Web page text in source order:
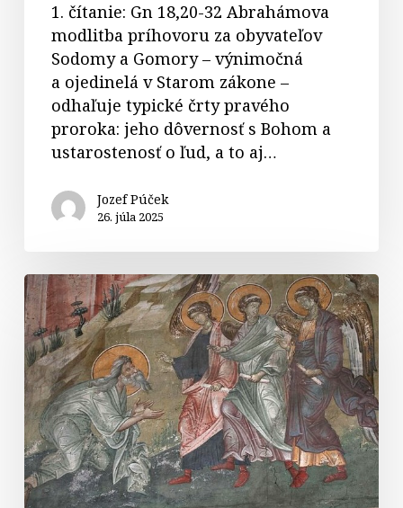
1. čítanie: Gn 18,20-32 Abrahámova
modlitba príhovoru za obyvateľov
Sodomy a Gomory – výnimočná
a ojedinelá v Starom zákone –
odhaľuje typické črty pravého
proroka: jeho dôvernosť s Bohom a
ustarostenosť o ľud, a to aj…
Jozef Púček
26. júla 2025
Komentár
k
textom
na
16.
nedeľu
v
období
cez
rok